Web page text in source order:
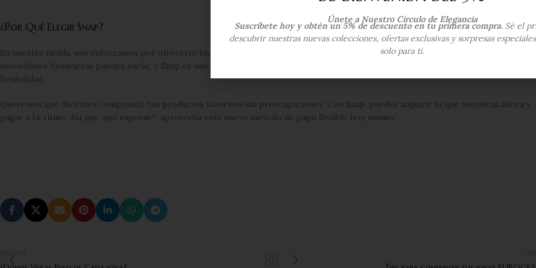
¿Por Qué Elegir Snap?
En nuestra tienda, nos esforzamos por ofrecerte las mejores opciones para facilitar tu experiencia de compra. Sabemos que tus
necesidades financieras pueden variar, y Snap es una solución perfecta para aquellos momentos en los que necesitas un poco más de
flexibilidad.
Queremos que disfrutes comprando tus productos favoritos sin preocupaciones. Con Snap, puedes adquirir lo que necesitas ahora y
pagar a tu ritmo. Así que, qué esperas? aprovecha este nuevo método de pago flexible hoy mismo!
Únete a Nuestro Círculo de Elegancia
Suscríbete hoy y obtén un 5% de descuento en tu primera compra.Sé el
descubrir nuestras nuevas colecciones, ofertas exclusivas y sorpresas
solo para ti.